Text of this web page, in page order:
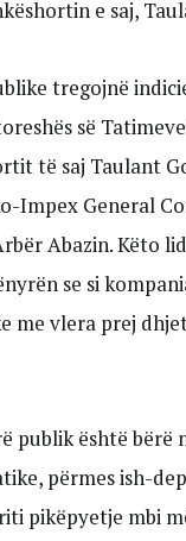
e saj,
tregojnë
së
të saj Taulant
Impex General
Abazin. Këto
se si
me vlera prej
publik është bërë
përmes ish-
pikëpyetje mbi